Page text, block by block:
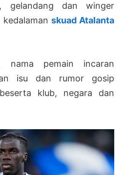
gelandang dan winger
skuad Atalanta
nama pemain incaran
isu dan rumor gosip
klub, negara dan